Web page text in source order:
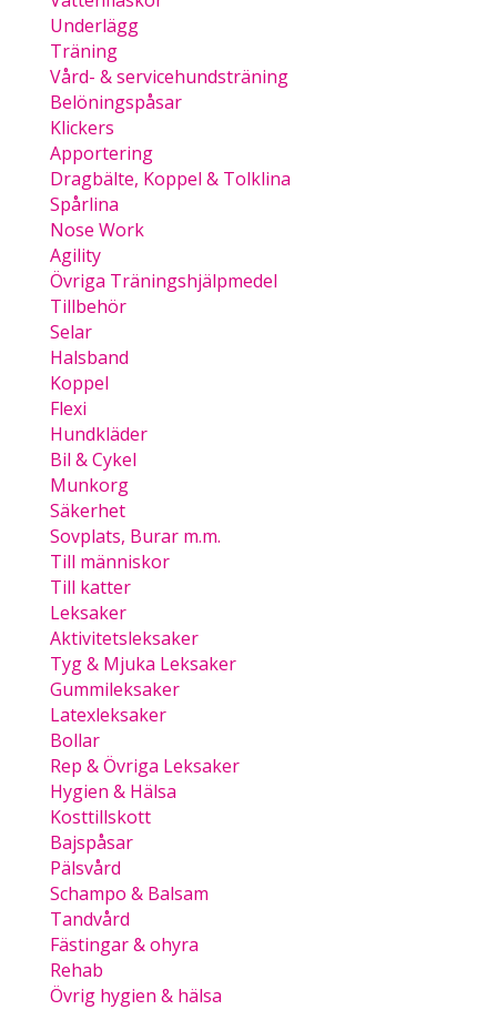
Underlägg
Träning
Vård- & servicehundsträning
Belöningspåsar
Klickers
Apportering
Dragbälte, Koppel & Tolklina
Spårlina
Nose Work
Agility
Övriga Träningshjälpmedel
Tillbehör
Selar
Halsband
Koppel
Flexi
Hundkläder
Bil & Cykel
Munkorg
Säkerhet
Sovplats, Burar m.m.
Till människor
Till katter
Leksaker
Aktivitetsleksaker
Tyg & Mjuka Leksaker
Gummileksaker
Latexleksaker
Bollar
Rep & Övriga Leksaker
Hygien & Hälsa
Kosttillskott
Bajspåsar
Pälsvård
Schampo & Balsam
Tandvård
Fästingar & ohyra
Rehab
Övrig hygien & hälsa